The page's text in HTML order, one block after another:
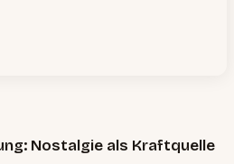
Nostalgie als Kraftquelle